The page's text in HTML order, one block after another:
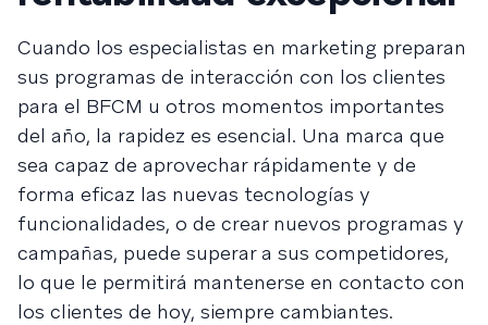
Cuando los especialistas en marketing preparan
sus programas de interacción con los clientes
para el BFCM u otros momentos importantes
del año, la rapidez es esencial. Una marca que
sea capaz de aprovechar rápidamente y de
forma eficaz las nuevas tecnologías y
funcionalidades, o de crear nuevos programas y
campañas, puede superar a sus competidores,
lo que le permitirá mantenerse en contacto con
los clientes de hoy, siempre cambiantes.